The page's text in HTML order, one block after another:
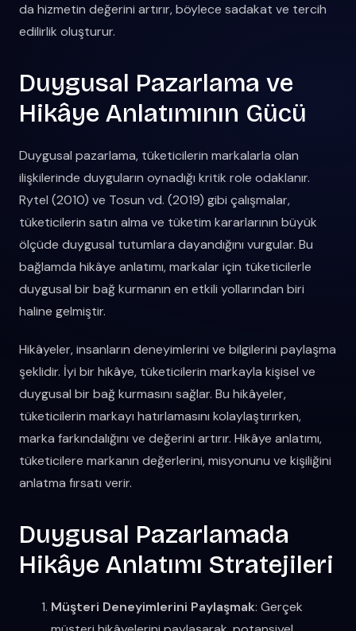
da hizmetin değerini artırır, böylece sadakat ve tercih
edilirlik oluşturur.
Duygusal Pazarlama ve
Hikâye Anlatımının Gücü
Duygusal pazarlama, tüketicilerin markalarla olan
ilişkilerinde duyguların oynadığı kritik role odaklanır.
Rytel (2010) ve Tosun vd. (2019) gibi çalışmalar,
tüketicilerin satın alma ve tüketim kararlarının büyük
ölçüde duygusal tutumlara dayandığını vurgular. Bu
bağlamda hikâye anlatımı, markalar için tüketicilerle
duygusal bir bağ kurmanın en etkili yollarından biri
haline gelmiştir.
Hikâyeler, insanların deneyimlerini ve bilgilerini paylaşma
şeklidir. İyi bir hikâye, tüketicilerin markayla kişisel ve
duygusal bir bağ kurmasını sağlar. Bu hikâyeler,
tüketicilerin markayı hatırlamasını kolaylaştırırken,
marka farkındalığını ve değerini artırır. Hikâye anlatımı,
tüketicilere markanın değerlerini, misyonunu ve kişiliğini
anlatma fırsatı verir.
Duygusal Pazarlamada
Hikâye Anlatımı Stratejileri
Müşteri Deneyimlerini Paylaşmak: Gerçek